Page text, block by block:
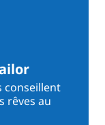
conseillent
rêves au